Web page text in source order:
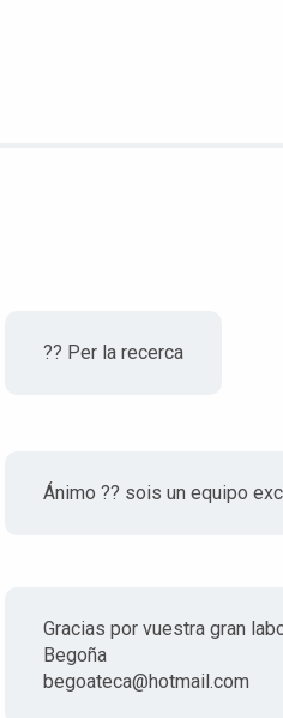
?? Per la recerca
Ánimo ?? sois un equipo
Gracias por vuestra gran
Begoña
begoateca@hotmail.com